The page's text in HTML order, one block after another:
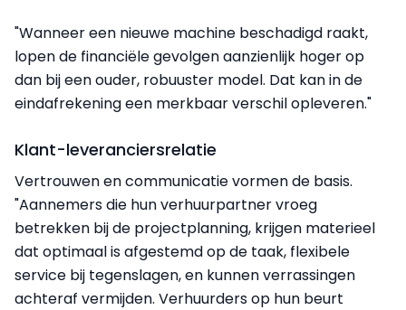
"Wanneer een nieuwe machine beschadigd raakt,
lopen de financiële gevolgen aanzienlijk hoger op
dan bij een ouder, robuuster model. Dat kan in de
eindafrekening een merkbaar verschil opleveren."
Klant-leveranciersrelatie
Vertrouwen en communicatie vormen de basis.
"Aannemers die hun verhuurpartner vroeg
betrekken bij de projectplanning, krijgen materieel
dat optimaal is afgestemd op de taak, flexibele
service bij tegenslagen, en kunnen verrassingen
achteraf vermijden. Verhuurders op hun beurt